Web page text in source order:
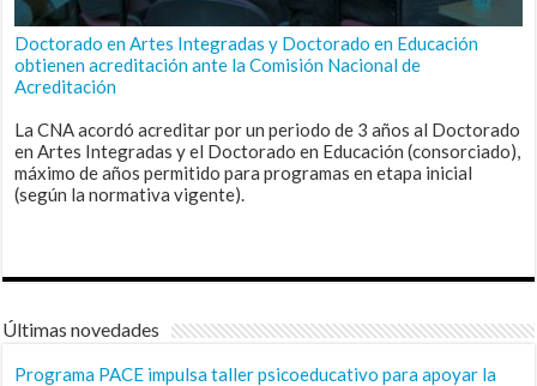
Doctorado en Artes Integradas y Doctorado en Educación
obtienen acreditación ante la Comisión Nacional de
Acreditación
La CNA acordó acreditar por un periodo de 3 años al Doctorado
en Artes Integradas y el Doctorado en Educación (consorciado),
máximo de años permitido para programas en etapa inicial
(según la normativa vigente).
Últimas novedades
Programa PACE impulsa taller psicoeducativo para apoyar la